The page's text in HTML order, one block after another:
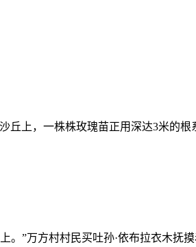
上，一株株玫瑰苗正用深达3米的根
”万方村村民买吐孙·依布拉衣木抚